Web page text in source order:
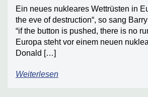
Ein neues nukleares Wettrüsten in
the eve of destruction“, so sang
“if the button is pushed, there is no
Europa steht vor einem neuen
Donald […]
Weiterlesen